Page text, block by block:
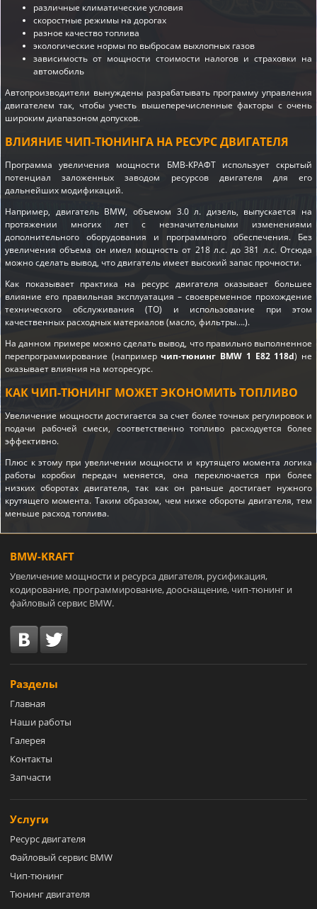
различные климатические условия
скоростные режимы на дорогах
разное качество топлива
экологические нормы по выбросам выхлопных газов
зависимость от мощности стоимости налогов и страховки на
автомобиль
Автопроизводители вынуждены разрабатывать программу управления
двигателем так, чтобы учесть вышеперечисленные факторы с очень
широким диапазоном допусков.
ВЛИЯНИЕ ЧИП-ТЮНИНГА НА РЕСУРС ДВИГАТЕЛЯ
Программа увеличения мощности БМВ-КРАФТ использует скрытый
потенциал заложенных заводом ресурсов двигателя для его
дальнейших модификаций.
Например, двигатель BMW, объемом 3.0 л. дизель, выпускается на
протяжении многих лет с незначительными изменениями
дополнительного оборудования и программного обеспечения. Без
увеличения объема он имел мощность от 218 л.с. до 381 л.с. Отсюда
можно сделать вывод, что двигатель имеет высокий запас прочности.
Как показывает практика на ресурс двигателя оказывает большее
влияние его правильная эксплуатация – своевременное прохождение
технического обслуживания (ТО) и использование при этом
качественных расходных материалов (масло, фильтры….).
На данном примере можно сделать вывод, что правильно выполненное
перепрограммирование (напримерчип-тюнинг BMW 1 E82 118d) не
оказывает влияния на моторесурс.
КАК ЧИП-ТЮНИНГ МОЖЕТ ЭКОНОМИТЬ ТОПЛИВО
Увеличение мощности достигается за счет более точных регулировок и
подачи рабочей смеси, соответственно топливо расходуется более
эффективно.
Плюс к этому при увеличении мощности и крутящего момента логика
работы коробки передач меняется, она переключается при более
низких оборотах двигателя, так как он раньше достигает нужного
крутящего момента. Таким образом, чем ниже обороты двигателя, тем
меньше расход топлива.
BMW-KRAFT
Увеличение мощности и ресурса двигателя, русификация,
кодирование, программирование, дооснащение, чип-тюнинг и
файловый сервис BMW.
Разделы
Главная
Наши работы
Галерея
Контакты
Запчасти
Услуги
Ресурс двигателя
Файловый сервис BMW
Чип-тюнинг
Тюнинг двигателя